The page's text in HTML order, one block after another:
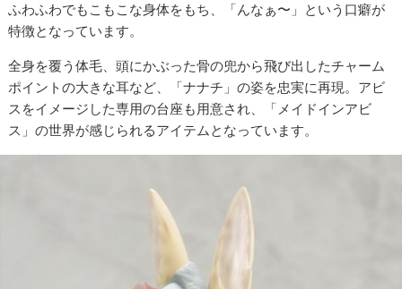
ふわふわでもこもこな身体をもち、「んなぁ〜」という口癖が
特徴となっています。
全身を覆う体毛、頭にかぶった骨の兜から飛び出したチャーム
ポイントの大きな耳など、「ナナチ」の姿を忠実に再現。アビ
スをイメージした専用の台座も用意され、「メイドインアビ
ス」の世界が感じられるアイテムとなっています。